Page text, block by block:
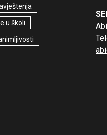
u školi